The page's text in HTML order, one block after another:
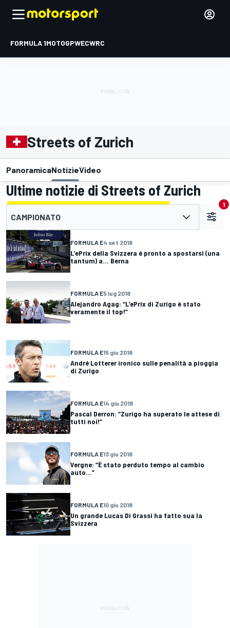
FORMULA 1MOTOGPWECWRC
Streets of Zurich
PanoramicaNotizieVideo
Ultime notizie di Streets of Zurich
CAMPIONATO
1
FORMULA E4 set 2018
L’ePrix della Svizzera è pronto a spostarsi (una
tantum) a... Berna
FORMULA E5 lug 2018
Alejandro Agag: “L’ePrix di Zurigo è stato
veramente il top!”
FORMULA E15 giu 2018
André Lotterer ironico sulle penalità a pioggia
di Zurigo
FORMULA E14 giu 2018
Pascal Derron: “Zurigo ha superato le attese di
tutti noi!”
FORMULA E13 giu 2018
Vergne: “È stato perduto tempo al cambio
auto...”
FORMULA E10 giu 2018
Un grande Lucas Di Grassi ha fatto sua la
Svizzera